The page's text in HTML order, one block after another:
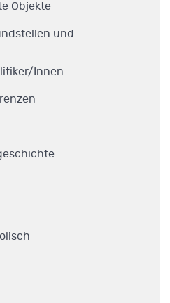
Objekte
und
Innen